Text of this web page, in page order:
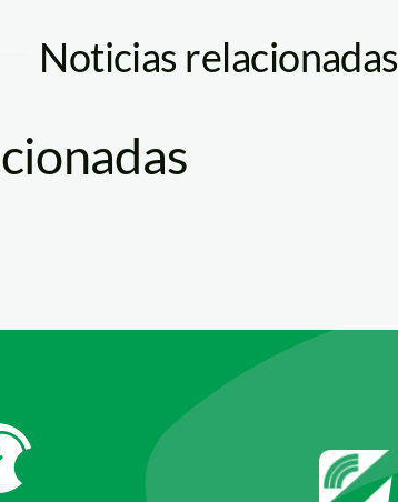
Noticias relacionadas